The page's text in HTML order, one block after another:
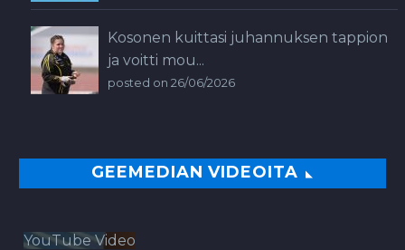
Kosonen kuittasi juhannuksen tappion
ja voitti mou...
posted on 26/06/2026
GEEMEDIAN VIDEOITA
YouTube Video